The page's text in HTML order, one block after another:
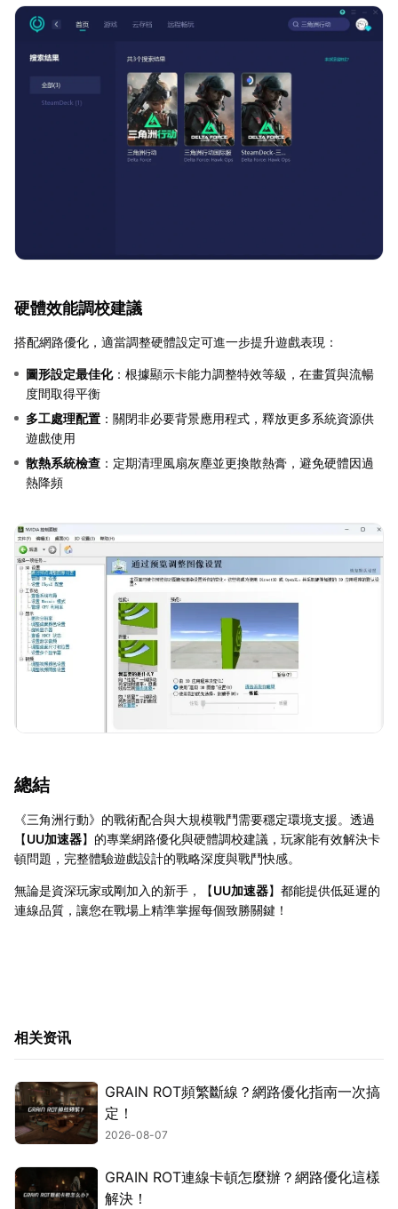
硬體效能調校建議
搭配網路優化，適當調整硬體設定可進一步提升遊戲表現：
圖形設定最佳化：根據顯示卡能力調整特效等級，在畫質與流暢
度間取得平衡
多工處理配置 ：關閉非必要背景應用程式，釋放更多系統資源供
遊戲使用
散熱系統檢查 ：定期清理風扇灰塵並更換散熱膏，避免硬體因過
熱降頻
總結
《三角洲行動》的戰術配合與大規模戰鬥需要穩定環境支援。透過
【UU加速器】的專業網路優化與硬體調校建議，玩家能有效解決卡
頓問題，完整體驗遊戲設計的戰略深度與戰鬥快感。
無論是資深玩家或剛加入的新手，【UU加速器】都能提供低延遲的
連線品質，讓您在戰場上精準掌握每個致勝關鍵！
相关资讯
GRAIN ROT頻繁斷線？網路優化指南一次搞
定！
2026-08-07
GRAIN ROT連線卡頓怎麼辦？網路優化這樣
解決！